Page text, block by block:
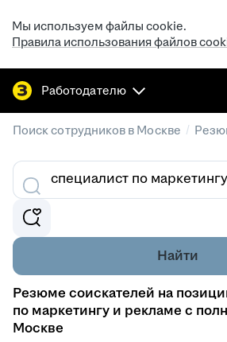
Мы используем файлы cookie.
Правила использования файлов
Работодателю
Поиск сотрудников в Москве /
Найти
Резюме соискателей на
по маркетингу и рекламе с
Москве